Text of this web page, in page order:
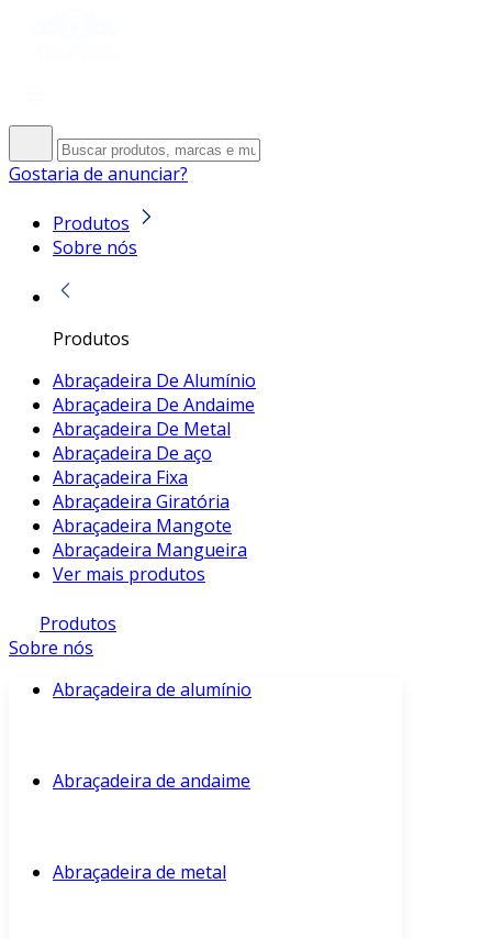
Gostaria de anunciar?
Produtos
Sobre nós
Produtos
Abraçadeira De Alumínio
Abraçadeira De Andaime
Abraçadeira De Metal
Abraçadeira De aço
Abraçadeira Fixa
Abraçadeira Giratória
Abraçadeira Mangote
Abraçadeira Mangueira
Ver mais produtos
Produtos
Sobre nós
Abraçadeira de alumínio
Abraçadeira de andaime
Abraçadeira de metal